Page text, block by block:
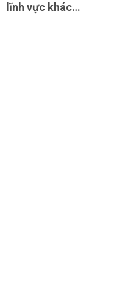
lĩnh vực khác…